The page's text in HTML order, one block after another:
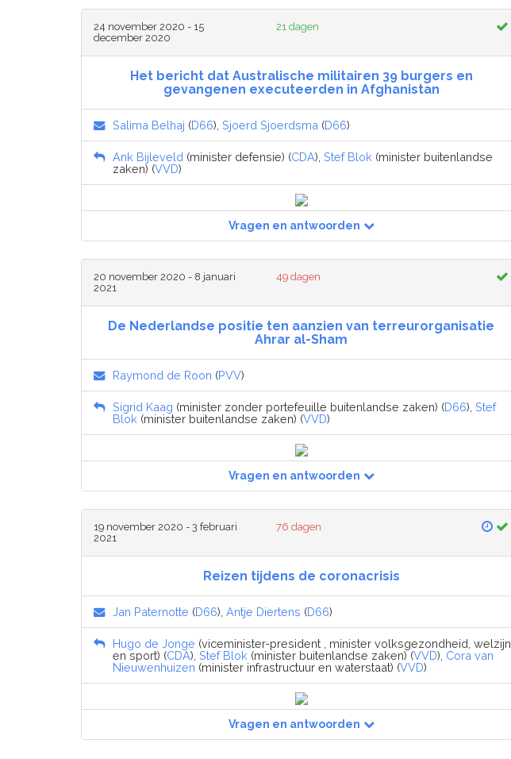
24 november 2020 - 15
december 2020
21 dagen
Het bericht dat Australische militairen 39 burgers en
gevangenen executeerden in Afghanistan
Salima Belhaj (D66), Sjoerd Sjoerdsma (D66)
Ank Bijleveld (minister defensie) (CDA), Stef Blok (minister buitenlandse
zaken) (VVD)
Vragen en antwoorden
20 november 2020 - 8 januari
2021
49 dagen
De Nederlandse positie ten aanzien van terreurorganisatie
Ahrar al-Sham
Raymond de Roon (PVV)
Sigrid Kaag (minister zonder portefeuille buitenlandse zaken) (D66), Stef
Blok (minister buitenlandse zaken) (VVD)
Vragen en antwoorden
19 november 2020 - 3 februari
2021
76 dagen
Reizen tijdens de coronacrisis
Jan Paternotte (D66), Antje Diertens (D66)
Hugo de Jonge (viceminister-president , minister volksgezondheid, welzijn
en sport) (CDA), Stef Blok (minister buitenlandse zaken) (VVD), Cora van
Nieuwenhuizen (minister infrastructuur en waterstaat) (VVD)
Vragen en antwoorden